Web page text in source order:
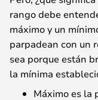
rango debe
máximo y un
parpadean con un
sea porque están
la mínima
Máximo es la